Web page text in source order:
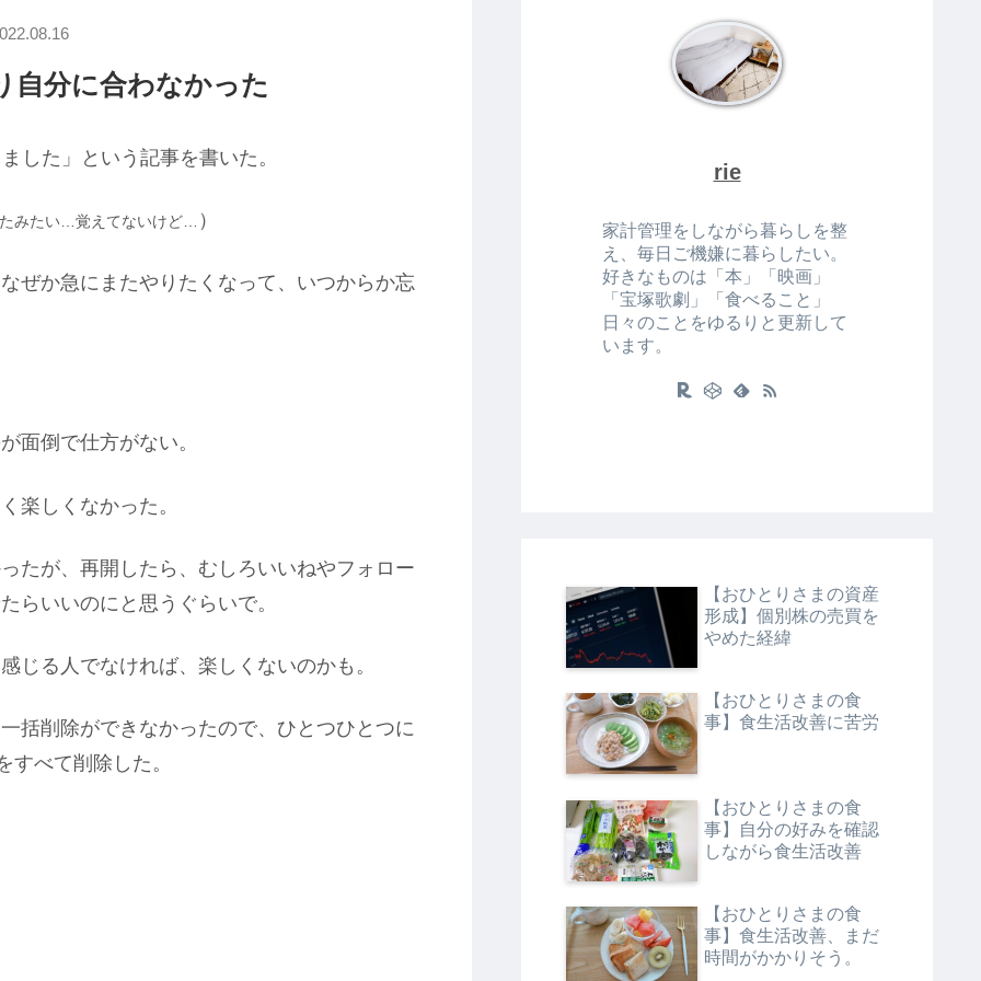
自分に合わなかった
した」という記事を書いた。
みたい…覚えてないけど… ）
ぜか急にまたやりたくなって、いつからか忘
面倒で仕方がない。
楽しくなかった。
たが、再開したら、むしろいいねやフォロー
らいいのにと思うぐらいで。
じる人でなければ、楽しくないのかも。
括削除ができなかったので、ひとつひとつに
べて削除した。
rie
家計管理をしながら暮らしを整
え、毎日ご機嫌に暮らしたい。
好きなものは「本」「映画」
「宝塚歌劇」「食べること」
日々のことをゆるりと更新して
います。
【おひとりさまの資産
形成】個別株の売買を
やめた経緯
【おひとりさまの食
事】食生活改善に苦労
【おひとりさまの食
事】自分の好みを確認
しながら食生活改善
【おひとりさまの食
事】食生活改善、まだ
時間がかかりそう。